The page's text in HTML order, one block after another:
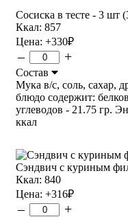
Сосиска в тесте - 3 шт
Ккал: 857
Цена: +330₽
– +
Состав
Мука в/с, соль, сахар,
блюдо содержит:
углеводов - 21.75 гр.
ккал
Сэндвич с куриным
Ккал: 840
Цена: +316₽
– +